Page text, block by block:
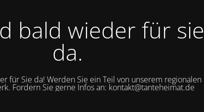
bald wieder für sie
da.
für Sie da! Werden Sie ein Teil von unserem regionalen
Fordern Sie gerne Infos an: kontakt@tanteheimat.de